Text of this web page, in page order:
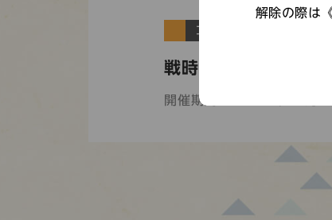
コレクションギャラリー
戦時下の生活と文化
開催期間： 2026年07月
解除の際は